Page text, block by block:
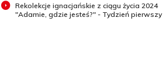
Rekolekcje ignacjańskie z ciągu życia 2024
"Adamie, gdzie jesteś?" - Tydzień pierwszy